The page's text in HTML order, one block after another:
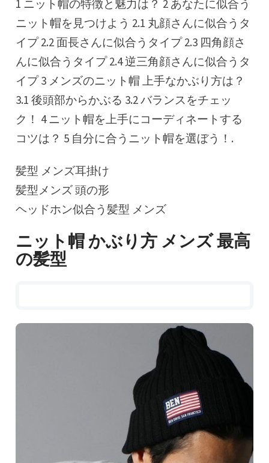
1 ニット帽の特徴と魅力は？ 2 あなたに似合う
ニット帽を見つけよう 2.1 丸顔さんに似合うタ
イプ 2.2 面長さんに似合うタイプ 2.3 四角顔さ
んに似合うタイプ 2.4 逆三角顔さんに似合うタ
イプ 3 メンズのニット帽 上手なかぶり方は？
3.1 後頭部からかぶる 3.2 バランスをチェッ
ク！ 4 ニット帽を上手にコーディネートする
コツは？ 5 自分に合うニット帽を選ぼう！.
髪型 メンズ耳掛け
髪型メンズ 頭の形
ヘッドホン似合う髪型 メンズ
ニット帽 かぶり方 メンズ 最高
の髪型